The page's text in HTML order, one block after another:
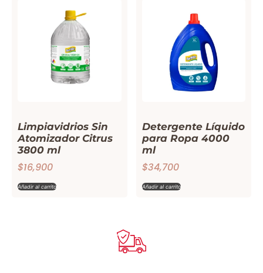
Limpiavidrios Sin
Atomizador Citrus
3800 ml
$16,900
Añadir al carrito
Detergente Líquido
para Ropa 4000
ml
$34,700
Añadir al carrito